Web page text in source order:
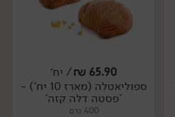
יח׳
65.90
₪/ יח׳
ספוליאטלה (מארז 10 יח') -
'פסטה דלה קזה'
400 גרם